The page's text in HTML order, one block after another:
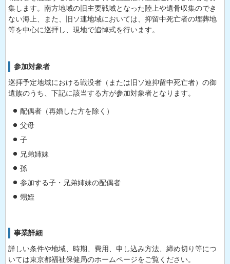
集します。南方地域の旧主要戦域となった陸上や遺骨収集のでき
ない海上、また、旧ソ連地域においては、抑留中死亡者の埋葬地
等を中心に巡拝し、現地で追悼式を行います。
参加対象者
巡拝予定地域における戦没者（または旧ソ連抑留中死亡者）の御
遺族のうち、下記に該当する方が参加対象者となります。
配偶者（再婚した方を除く）
父母
子
兄弟姉妹
孫
参加する子・兄弟姉妹の配偶者
甥姪
事業詳細
詳しい条件や地域、時期、費用、申し込み方法、締め切り等につ
いては東京都福祉保健局のホームページをご覧ください。